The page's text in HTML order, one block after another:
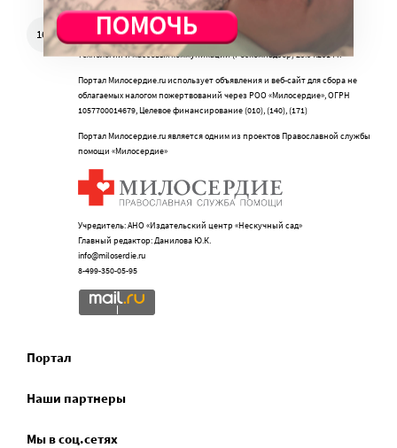
16+
Свидетельство о регистрации СМИ Эл № ФС77-57850 выдано
федеральной службой по надзору в сфере связи, информационных
технологий и массовых коммуникаций (Роскомнадзор) 25.04.2014 г.
Портал Милосердие.ru использует объявления и веб-сайт для сбора не
облагаемых налогом пожертвований через РОО «Милосердие», ОГРН
1057700014679, Целевое финансирование (010), (140), (171)
Портал Милосердие.ru является одним из проектов Православной службы
помощи «Милосердие»
Учредитель: АНО «Издательский центр «Нескучный сад»
Главный редактор: Данилова Ю.К.
info@miloserdie.ru
8-499-350-05-95
Портал
Наши партнеры
Мы в соц.сетях